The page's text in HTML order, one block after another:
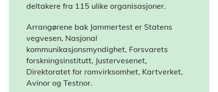
deltakere fra 115 ulike organisasjoner.
Arrangørene bak Jammertest er Statens
vegvesen, Nasjonal
kommunikasjonsmyndighet, Forsvarets
forskningsinstitutt, Justervesenet,
Direktoratet for romvirksomhet, Kartverket,
Avinor og Testnor.